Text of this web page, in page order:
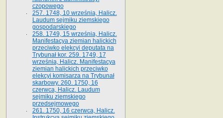
czopowego
257. 1748, 10 września, Halicz.
Laudum sejmiku ziemskiego
gospodarskiego
258. 1749, 15 września, Halicz.
Manifestacya ziemian halickich
przeciwko elekcyi deputata na
Trybunał kor. 259. 1749, 17
września, Halicz. Manifestacya
ziemian halickich przeciwko
elekcyi komisarza na Trybunał
skarbowy. 260. 1750, 16
czerwca, Halicz. Laudum
sejmiku ziemskiego
przedsejmowego
261. 1750, 16 czerwca, Halicz.